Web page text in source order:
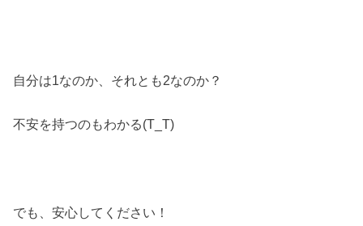
自分は1なのか、それとも2なのか？
不安を持つのもわかる(T_T)
でも、安心してください！